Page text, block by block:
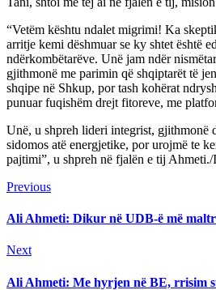
“Vetëm kështu ndalet migrimi! Ka
arritje kemi dëshmuar se ky shtet është
ndërkombëtarëve. Unë jam ndër
gjithmonë me parimin që shqiptarët të
shqipe në Shkup, por tash kohërat
punuar fuqishëm drejt fitoreve, me
Unë, u shpreh lideri integrist, gjithmonë
sidomos atë energjetike, por urojmë te
pajtimi”, u shpreh në fjalën e tij
Continue
Reading
PreviousPrevious
Ali Ahmeti: Dikur në UDB-ë më
NextNext
Ali Ahmeti: Me hyrjen në BE, rrisim